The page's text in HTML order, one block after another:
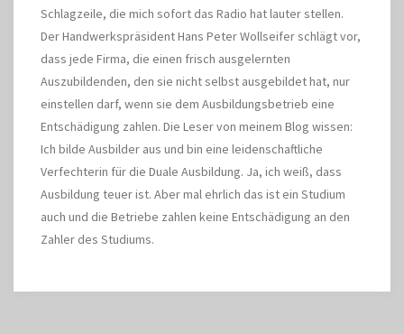
Schlagzeile, die mich sofort das Radio hat lauter stellen.
Der Handwerkspräsident Hans Peter Wollseifer schlägt vor,
dass jede Firma, die einen frisch ausgelernten
Auszubildenden, den sie nicht selbst ausgebildet hat, nur
einstellen darf, wenn sie dem Ausbildungsbetrieb eine
Entschädigung zahlen. Die Leser von meinem Blog wissen:
Ich bilde Ausbilder aus und bin eine leidenschaftliche
Verfechterin für die Duale Ausbildung. Ja, ich weiß, dass
Ausbildung teuer ist. Aber mal ehrlich das ist ein Studium
auch und die Betriebe zahlen keine Entschädigung an den
Zahler des Studiums.